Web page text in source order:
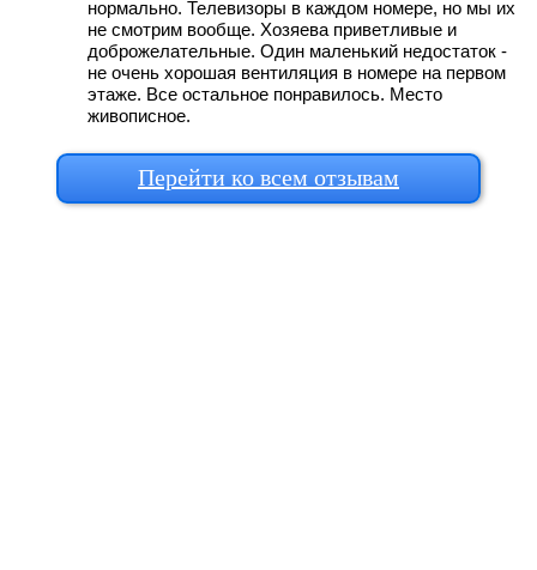
нормально. Телевизоры в каждом номере, но мы их
не смотрим вообще. Хозяева приветливые и
доброжелательные. Один маленький недостаток -
не очень хорошая вентиляция в номере на первом
этаже. Все остальное понравилось. Место
живописное.
Перейти ко всем отзывам